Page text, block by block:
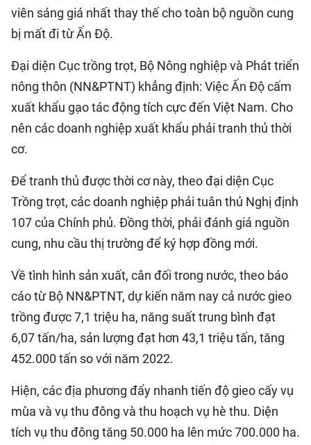
viên sáng giá nhất thay thế cho toàn bộ nguồn cung
bị mất đi từ Ấn Độ.
Đại diện Cục trồng trọt, Bộ Nông nghiệp và Phát triển
nông thôn (NN&PTNT) khẳng định: Việc Ấn Độ cấm
xuất khẩu gạo tác động tích cực đến Việt Nam. Cho
nên các doanh nghiệp xuất khẩu phải tranh thủ thời
cơ.
Để tranh thủ được thời cơ này, theo đại diện Cục
Trồng trọt, các doanh nghiệp phải tuân thủ Nghị định
107 của Chính phủ. Đồng thời, phải đánh giá nguồn
cung, nhu cầu thị trường để ký hợp đồng mới.
Về tình hình sản xuất, cân đối trong nước, theo báo
cáo từ Bộ NN&PTNT, dự kiến năm nay cả nước gieo
trồng được 7,1 triệu ha, năng suất trung bình đạt
6,07 tấn/ha, sản lượng đạt hơn 43,1 triệu tấn, tăng
452.000 tấn so với năm 2022.
Hiện, các địa phương đẩy nhanh tiến độ gieo cấy vụ
mùa và vụ thu đông và thu hoạch vụ hè thu. Diện
tích vụ thu đông tăng 50.000 ha lên mức 700.000 ha.